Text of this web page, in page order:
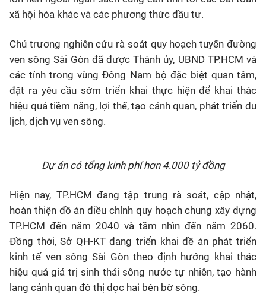
xã hội hóa khác và các phương thức đầu tư.
Chủ trương nghiên cứu rà soát quy hoạch tuyến đường
ven sông Sài Gòn đã được Thành ủy, UBND TP.HCM và
các tỉnh trong vùng Đông Nam bộ đặc biệt quan tâm,
đặt ra yêu cầu sớm triển khai thực hiện để khai thác
hiệu quả tiềm năng, lợi thế, tạo cảnh quan, phát triển du
lịch, dịch vụ ven sông.
Dự án có tổng kinh phí hơn 4.000 tỷ đồng
Hiện nay, TP.HCM đang tập trung rà soát, cập nhật,
hoàn thiện đồ án điều chỉnh quy hoạch chung xây dựng
TP.HCM đến năm 2040 và tầm nhìn đến năm 2060.
Đồng thời, Sở QH-KT đang triển khai đề án phát triển
kinh tế ven sông Sài Gòn theo định hướng khai thác
hiệu quả giá trị sinh thái sông nước tự nhiên, tạo hành
lang cảnh quan đô thị dọc hai bên bờ sông.